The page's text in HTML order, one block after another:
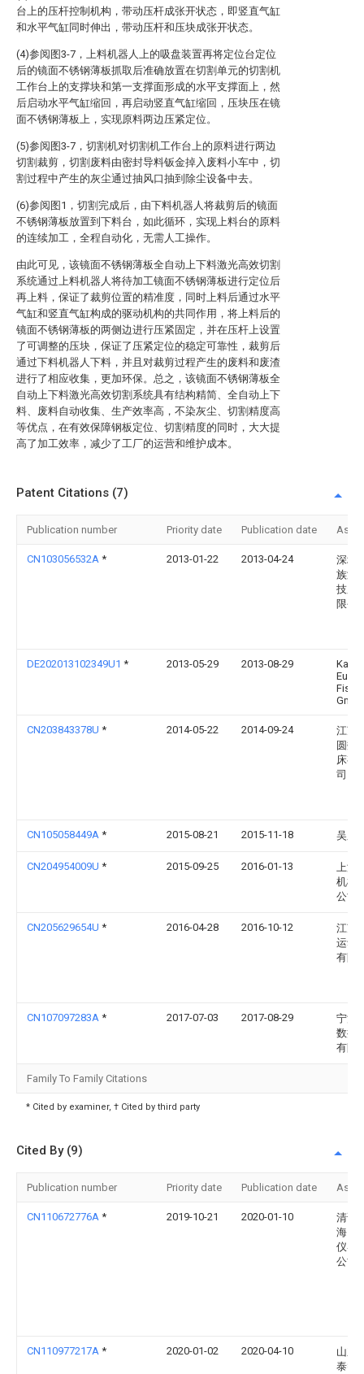
台上的压杆控制机构，带动压杆成张开状态，即竖直气缸
和水平气缸同时伸出，带动压杆和压块成张开状态。
(4)参阅图3-7，上料机器人上的吸盘装置再将定位台定位
后的镜面不锈钢薄板抓取后准确放置在切割单元的切割机
工作台上的支撑块和第一支撑面形成的水平支撑面上，然
后启动水平气缸缩回，再启动竖直气缸缩回，压块压在镜
面不锈钢薄板上，实现原料两边压紧定位。
(5)参阅图3-7，切割机对切割机工作台上的原料进行两边
切割裁剪，切割废料由密封导料钣金掉入废料小车中，切
割过程中产生的灰尘通过抽风口抽到除尘设备中去。
(6)参阅图1，切割完成后，由下料机器人将裁剪后的镜面
不锈钢薄板放置到下料台，如此循环，实现上料台的原料
的连续加工，全程自动化，无需人工操作。
由此可见，该镜面不锈钢薄板全自动上下料激光高效切割
系统通过上料机器人将待加工镜面不锈钢薄板进行定位后
再上料，保证了裁剪位置的精准度，同时上料后通过水平
气缸和竖直气缸构成的驱动机构的共同作用，将上料后的
镜面不锈钢薄板的两侧边进行压紧固定，并在压杆上设置
了可调整的压块，保证了压紧定位的稳定可靠性，裁剪后
通过下料机器人下料，并且对裁剪过程产生的废料和废渣
进行了相应收集，更加环保。总之，该镜面不锈钢薄板全
自动上下料激光高效切割系统具有结构精简、全自动上下
料、废料自动收集、生产效率高，不染灰尘、切割精度高
等优点，在有效保障钢板定位、切割精度的同时，大大提
高了加工效率，减少了工厂的运营和维护成本。
Patent Citations (7)
Publication number Priority date Publication date
CN103056532A * 2013-01-22 2013-04-24
深圳
族激
技股
限公
DE202013102349U1 * 2013-05-29 2013-08-29
Karl
Gmbh
CN203843378U * 2014-05-22 2014-09-24
江苏
圆数
床有
司
CN105058449A * 2015-08-21 2015-11-18 吴庆
CN204954009U * 2015-09-25 2016-01-13
上海
机械
公司
CN205629654U * 2016-04-28 2016-10-12
江苏
运动
有限
CN107097283A * 2017-07-03 2017-08-29
宁波
数控
有限
Family To Family Citations
* Cited by examiner, † Cited by third party
Cited By (9)
Publication number Priority date Publication date
CN110672776A * 2019-10-21 2020-01-10
清谱
海）
仪器
公司
CN110977217A * 2020-01-02 2020-04-10
山东
泰智